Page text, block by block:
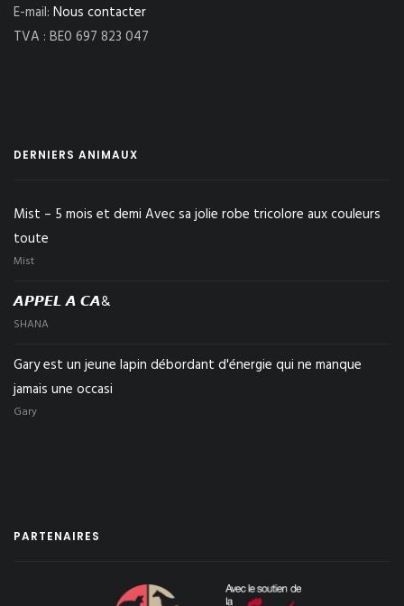
E-mail: Nous contacter
TVA : BE0 697 823 047
DERNIERS ANIMAUX
Mist – 5 mois et demi Avec sa jolie robe tricolore aux couleurs
toute
Mist
𝘼𝙋𝙋𝙀𝙇 𝘼 𝘾𝘼&
SHANA
Gary est un jeune lapin débordant d'énergie qui ne manque
jamais une occasi
Gary
PARTENAIRES